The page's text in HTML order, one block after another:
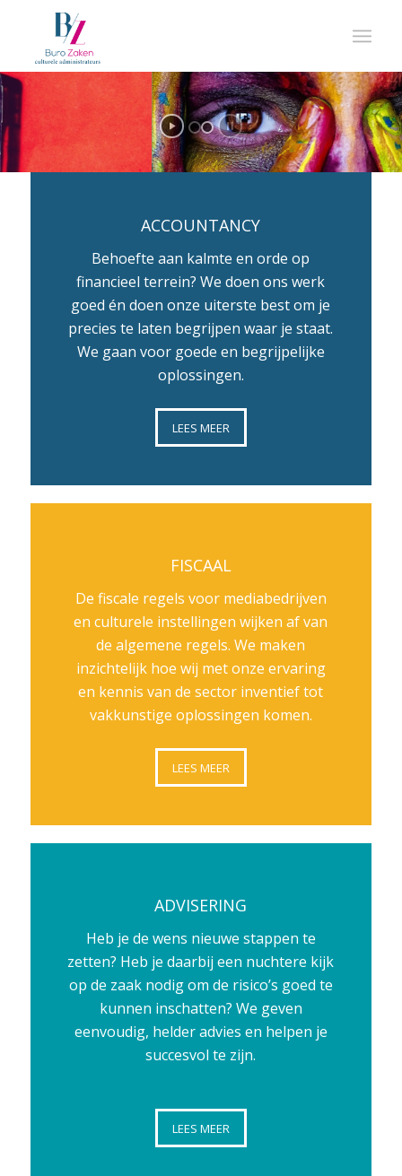
ACCOUNTANCY
Behoefte aan kalmte en orde op
financieel terrein? We doen ons werk
goed én doen onze uiterste best om je
precies te laten begrijpen waar je staat.
We gaan voor goede en begrijpelijke
oplossingen.
LEES MEER
FISCAAL
De fiscale regels voor mediabedrijven
en culturele instellingen wijken af van
de algemene regels. We maken
inzichtelijk hoe wij met onze ervaring
en kennis van de sector inventief tot
vakkunstige oplossingen komen.
LEES MEER
ADVISERING
Heb je de wens nieuwe stappen te
zetten? Heb je daarbij een nuchtere kijk
op de zaak nodig om de risico’s goed te
kunnen inschatten? We geven
eenvoudig, helder advies en helpen je
succesvol te zijn.
LEES MEER